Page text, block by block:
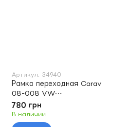
Артикул: 34940
Рамка переходная Carav
08-008 VW
Touareg/Multivan -2DIN
780 грн
В наличии